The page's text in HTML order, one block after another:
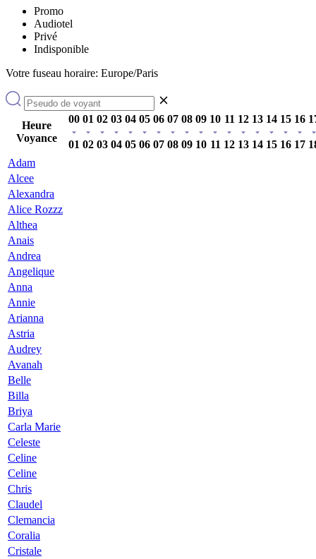
Promo
Audiotel
Privé
Indisponible
Votre fuseau horaire: Europe/Paris
Heure
Voyance
00
01
01
02
02
03
03
04
04
05
05
06
06
07
07
08
08
09
09
10
10
11
11
12
12
13
13
14
14
15
15
16
16
17
Adam
Alcee
Alexandra
Alice Rozzz
Althea
Anais
Andrea
Angelique
Anna
Annie
Arianna
Astria
Audrey
Avanah
Belle
Billa
Briya
Carla Marie
Celeste
Celine
Celine
Chris
Claudel
Clemancia
Coralia
Cristale